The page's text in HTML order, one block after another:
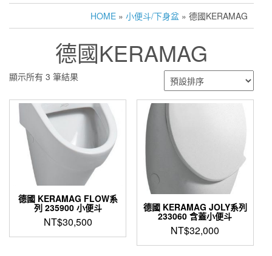
HOME » 小便斗/下身盆 » 德國KERAMAG
德國KERAMAG
顯示所有 3 筆結果
德國 KERAMAG FLOW系
列 235900 小便斗
NT$30,500
德國 KERAMAG JOLY系列
233060 含蓋小便斗
NT$32,000